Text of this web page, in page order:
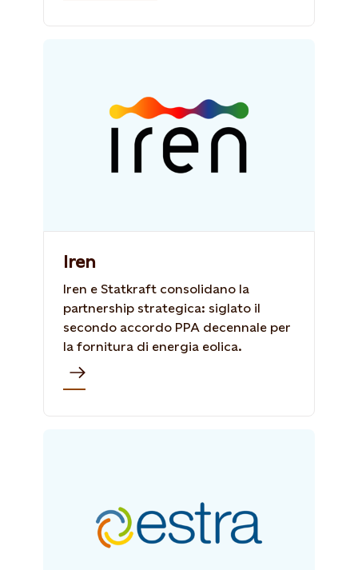
Iren
Iren e Statkraft consolidano la
partnership strategica: siglato il
secondo accordo PPA decennale per
la fornitura di energia eolica.